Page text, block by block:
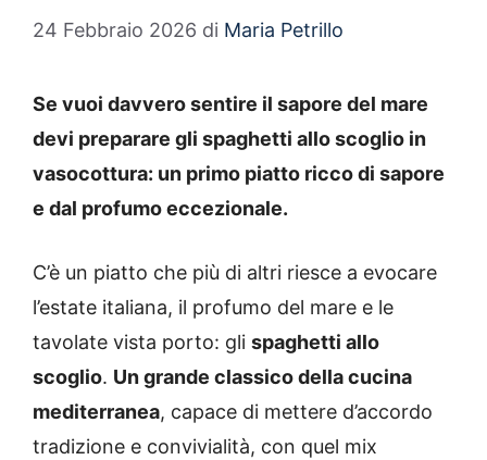
24 Febbraio 2026 di Maria Petrillo
Se vuoi davvero sentire il sapore del mare
devi preparare gli spaghetti allo scoglio in
vasocottura: un primo piatto ricco di sapore
e dal profumo eccezionale.
C’è un piatto che più di altri riesce a evocare
l’estate italiana, il profumo del mare e le
tavolate vista porto: gli spaghetti allo
scoglio. Un grande classico della cucina
mediterranea, capace di mettere d’accordo
tradizione e convivialità, con quel mix